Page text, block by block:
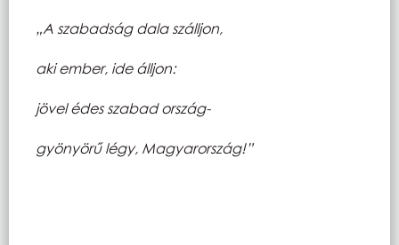
„A szabadság dala szálljon,
aki ember, ide álljon:
jövel édes szabad ország-
gyönyörű légy, Magyarország!”